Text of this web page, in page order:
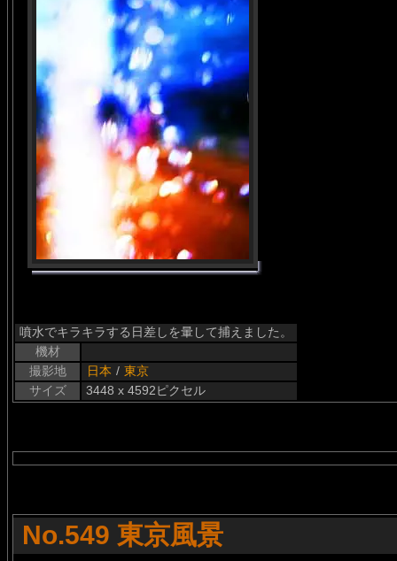
噴水でキラキラする日差しを暈して捕えました。
機材
撮影地
日本 / 東京
サイズ
3448 x 4592ピクセル
No.549 東京風景